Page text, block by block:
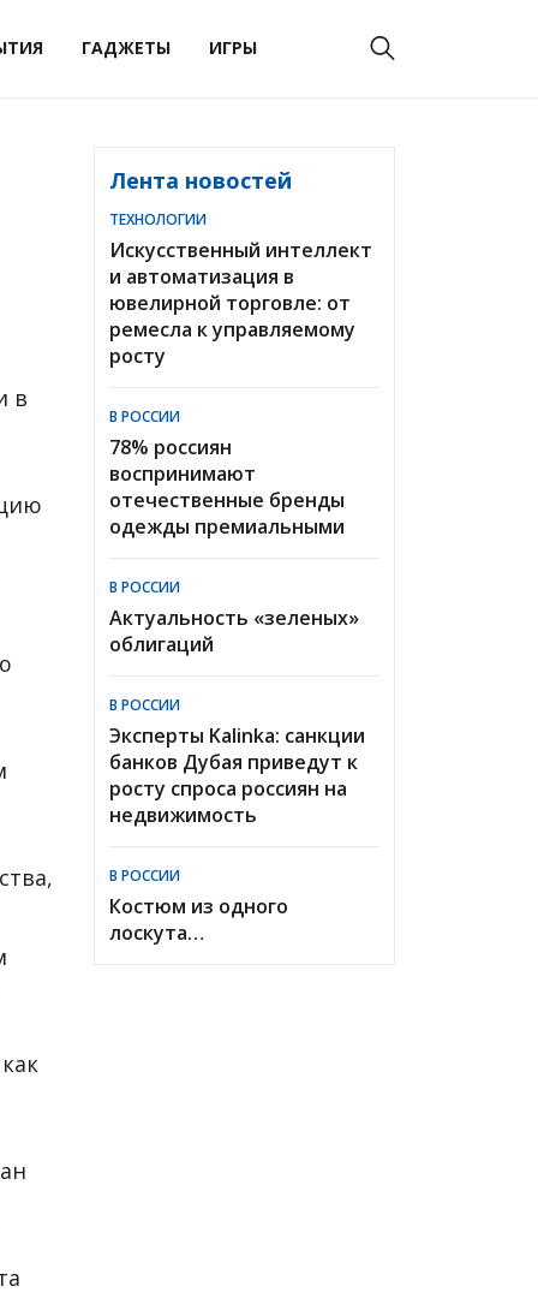
ГАДЖЕТЫ ИГРЫ
в
Лента новостей
ТЕХНОЛОГИИ
Искусственный интеллект
и автоматизация в
ювелирной торговле: от
ремесла к управляемому
росту
В РОССИИ
78% россиян
воспринимают
отечественные бренды
одежды премиальными
В РОССИИ
Актуальность «зеленых»
облигаций
В РОССИИ
Эксперты Kalinka: санкции
банков Дубая приведут к
росту спроса россиян на
недвижимость
В РОССИИ
Костюм из одного
лоскута…